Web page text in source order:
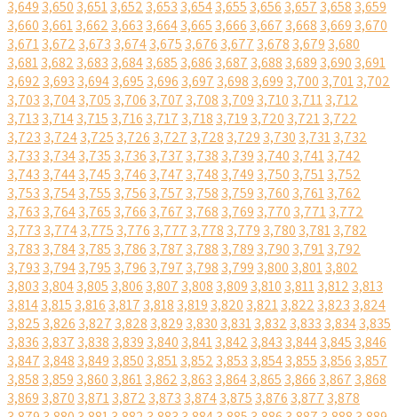
3,649 3,650 3,6513,652 3,653 3,6543,655 3,656 3,657 3,658 3,659
3,660 3,6613,662 3,663 3,6643,665 3,666 3,667 3,668 3,669 3,670
3,6713,672 3,673 3,6743,675 3,676 3,677 3,678 3,679 3,680
3,6813,682 3,683 3,6843,685 3,686 3,687 3,688 3,689 3,690 3,691
3,692 3,693 3,6943,695 3,696 3,697 3,698 3,699 3,700 3,7013,702
3,703 3,7043,705 3,706 3,707 3,708 3,709 3,710 3,7113,712
3,713 3,7143,715 3,716 3,717 3,718 3,719 3,720 3,7213,722
3,723 3,7243,725 3,726 3,727 3,728 3,729 3,730 3,7313,732
3,733 3,7343,735 3,736 3,737 3,738 3,739 3,740 3,7413,742
3,743 3,7443,745 3,746 3,747 3,748 3,749 3,750 3,7513,752
3,753 3,7543,755 3,756 3,757 3,758 3,759 3,760 3,7613,762
3,763 3,7643,765 3,766 3,767 3,768 3,769 3,770 3,7713,772
3,773 3,7743,775 3,776 3,777 3,778 3,779 3,780 3,7813,782
3,783 3,7843,785 3,786 3,787 3,788 3,789 3,790 3,7913,792
3,793 3,7943,795 3,796 3,797 3,798 3,799 3,800 3,8013,802
3,803 3,8043,805 3,806 3,807 3,808 3,809 3,810 3,8113,812 3,813
3,8143,815 3,816 3,817 3,818 3,819 3,820 3,8213,822 3,823 3,824
3,825 3,826 3,827 3,828 3,829 3,830 3,8313,832 3,833 3,8343,835
3,836 3,837 3,838 3,839 3,840 3,8413,842 3,843 3,8443,845 3,846
3,847 3,848 3,849 3,850 3,8513,852 3,853 3,8543,855 3,856 3,857
3,858 3,859 3,860 3,8613,862 3,863 3,8643,865 3,866 3,867 3,868
3,869 3,870 3,8713,872 3,873 3,8743,875 3,876 3,877 3,878